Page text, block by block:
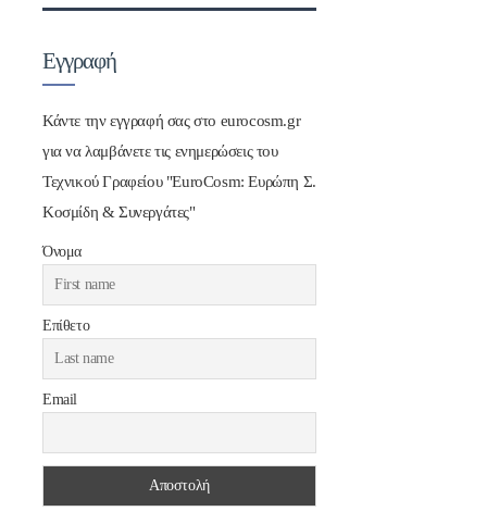
Εγγραφή
Κάντε την εγγραφή σας στο eurocosm.gr
για να λαμβάνετε τις ενημερώσεις του
Τεχνικού Γραφείου "EuroCosm: Ευρώπη Σ.
Κοσμίδη & Συνεργάτες"
Όνομα
Επίθετο
Email